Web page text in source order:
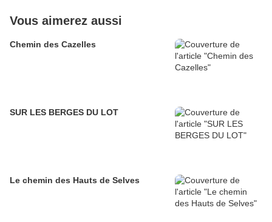
Vous aimerez aussi
Chemin des Cazelles
SUR LES BERGES DU LOT
Le chemin des Hauts de Selves